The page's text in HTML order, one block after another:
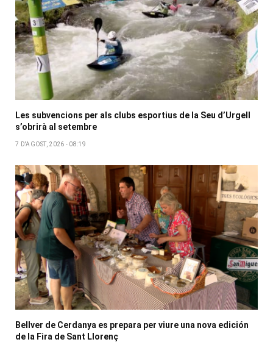
Les subvencions per als clubs esportius de la Seu d’Urgell
s’obrirà al setembre
7 D'AGOST, 2026 - 08:19
Bellver de Cerdanya es prepara per viure una nova edición
de la Fira de Sant Llorenç